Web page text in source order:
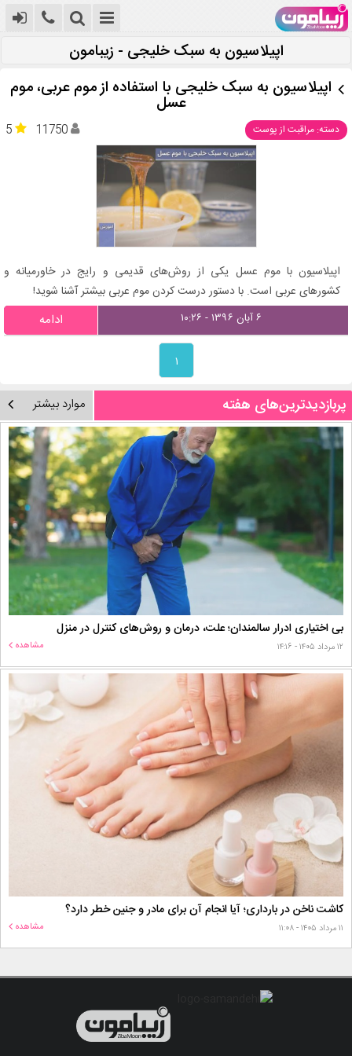
اپیلاسیون به سبک خلیجی - زیبامون
اپیلاسیون به سبک خلیجی با استفاده از موم عربی، موم
عسل
دسته: مراقبت از پوست 5 11750
اپیلاسیون با موم عسل یکی از روش‌های قدیمی و رایج در خاورمیانه و
کشورهای عربی است. با دستور درست کردن موم عربی بیشتر آشنا شوید!
۶ آبان ۱۳۹۶ - ۱۰:۲۶ ادامه
۱
پربازدیدترین‌های هفته موارد بیشتر
بی اختیاری ادرار سالمندان؛ علت، درمان و روش‌های کنترل در منزل
۱۲ مرداد ۱۴۰۵ - ۱۴:۱۶ مشاهده
کاشت ناخن در بارداری؛ آیا انجام آن برای مادر و جنین خطر دارد؟
۱۱ مرداد ۱۴۰۵ - ۱۱:۰۸ مشاهده